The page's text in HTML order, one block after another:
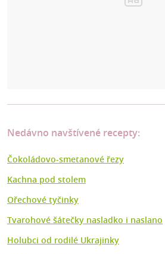
Nedávno navštívené recepty:
Čokoládovo-smetanové řezy
Kachna pod stolem
Ořechové tyčinky
Tvarohové šátečky nasladko i naslano
Holubci od rodilé Ukrajinky